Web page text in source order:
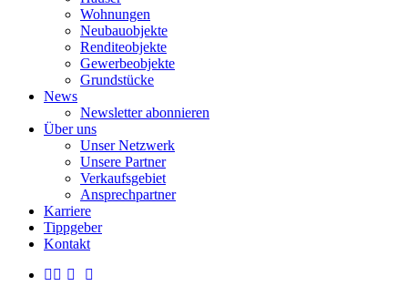
Wohnungen
Neubauobjekte
Renditeobjekte
Gewerbeobjekte
Grundstücke
News
Newsletter abonnieren
Über uns
Unser Netzwerk
Unsere Partner
Verkaufsgebiet
Ansprechpartner
Karriere
Tippgeber
Kontakt